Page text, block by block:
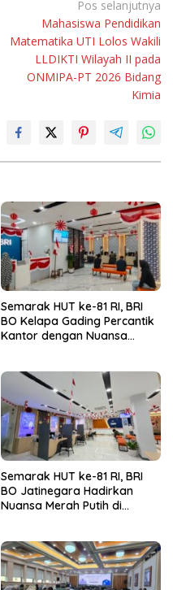
Pos selanjutnya
Mahasiswa Pendidikan
Matematika UTI Lolos Wakili
LLDIKTI Wilayah II pada
ONMIPA-PT 2026 Bidang
Kimia
Semarak HUT ke-81 RI, BRI
BO Kelapa Gading Percantik
Kantor dengan Nuansa
Semarak HUT ke-81 RI, BRI
BO Jatinegara Hadirkan
Nuansa Merah Putih di